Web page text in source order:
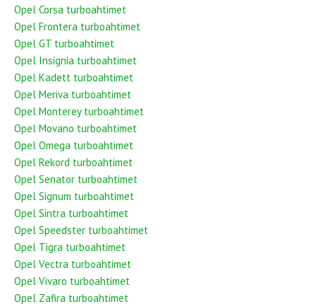
Opel Corsa turboahtimet
Opel Frontera turboahtimet
Opel GT turboahtimet
Opel Insignia turboahtimet
Opel Kadett turboahtimet
Opel Meriva turboahtimet
Opel Monterey turboahtimet
Opel Movano turboahtimet
Opel Omega turboahtimet
Opel Rekord turboahtimet
Opel Senator turboahtimet
Opel Signum turboahtimet
Opel Sintra turboahtimet
Opel Speedster turboahtimet
Opel Tigra turboahtimet
Opel Vectra turboahtimet
Opel Vivaro turboahtimet
Opel Zafira turboahtimet